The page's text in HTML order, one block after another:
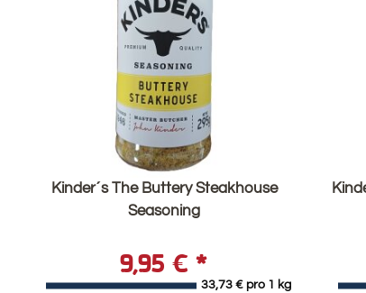
Kinder´s The Buttery Steakhouse
Seasoning
9,95 € *
33,73 € pro 1 kg